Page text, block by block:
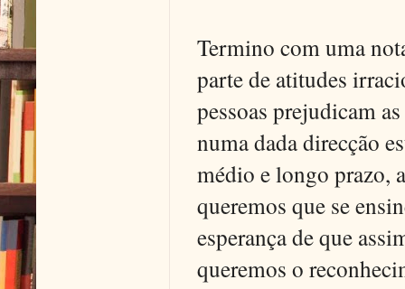
Termino com uma
parte de atitudes
pessoas prejudicam
numa dada direcção
médio e longo prazo,
queremos que se
esperança de que
queremos o